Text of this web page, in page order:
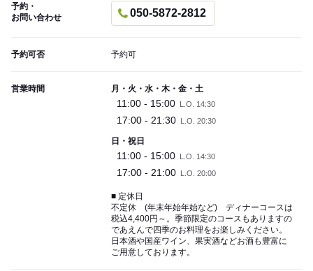
予約・
お問い合わせ
050-5872-2812
予約可否 予約可
営業時間 月・火・水・木・金・土
11:00 - 15:00 L.O. 14:30
17:00 - 21:30 L.O. 20:30
日・祝日
11:00 - 15:00 L.O. 14:30
17:00 - 21:00 L.O. 20:00
■ 定休日
不定休 (年末年始年始など) ディナーコースは
税込4,400円～。季節限定のコースもありますの
であえんで四季のお料理をお楽しみください。
日本酒や国産ワイン、果実酒などお酒も豊富に
ご用意しております。